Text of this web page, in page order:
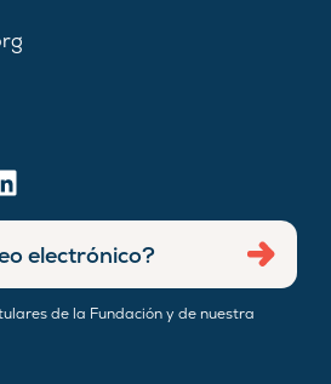
de la Fundación y de nuestra
Enviar